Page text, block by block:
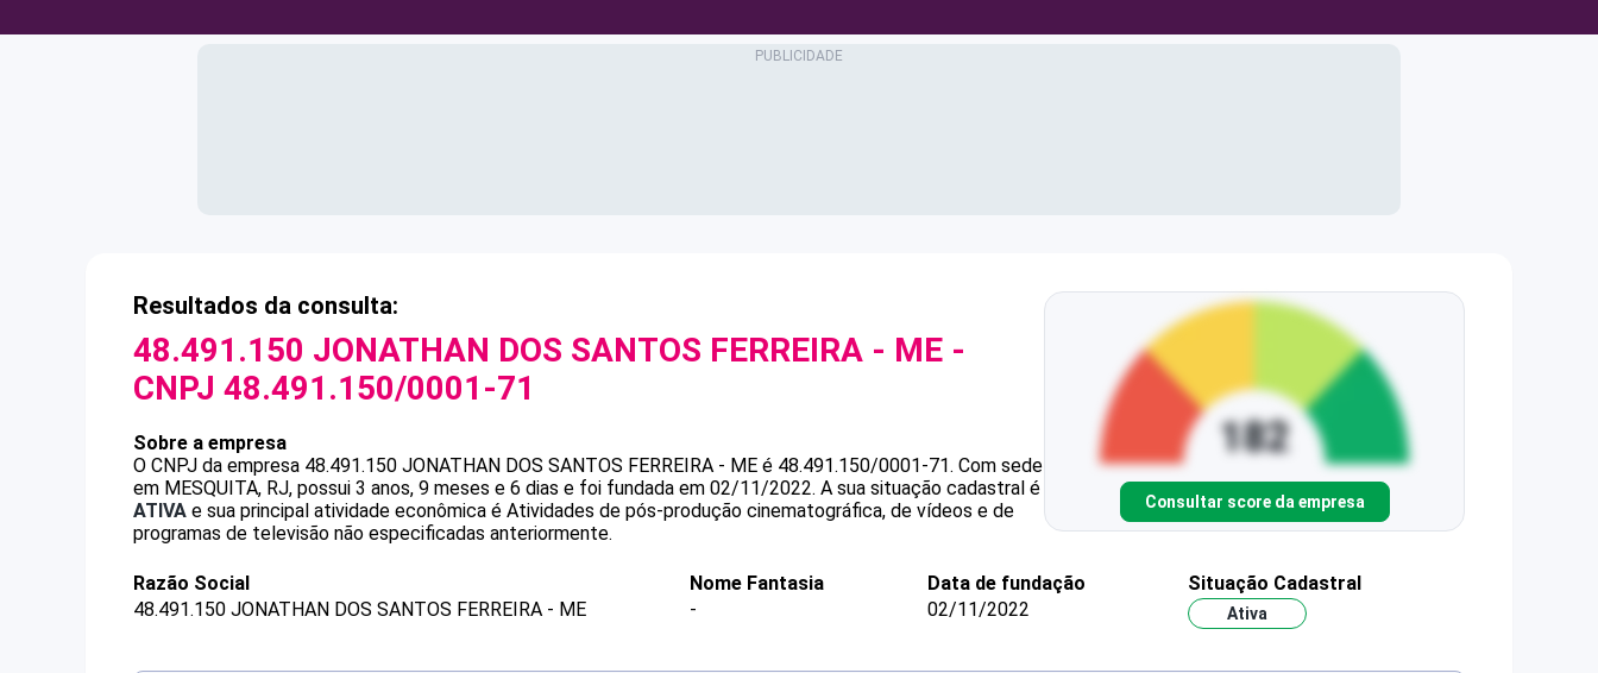
Resultados da consulta:
48.491.150 JONATHAN DOS SANTOS FERREIRA - ME -
CNPJ 48.491.150/0001-71
Sobre a empresa
O CNPJ da empresa 48.491.150 JONATHAN DOS SANTOS FERREIRA - ME é 48.491.150/0001-71. Com sede
em MESQUITA, RJ, possui 3 anos, 9 meses e 6 dias e foi fundada em 02/11/2022. A sua situação cadastral é
ATIVA e sua principal atividade econômica é Atividades de pós-produção cinematográfica, de vídeos e de
programas de televisão não especificadas anteriormente.
Consultar score da empresa
Razão Social
48.491.150 JONATHAN DOS SANTOS FERREIRA - ME
Nome Fantasia
-
Data de fundação
02/11/2022
Situação Cadastral
Ativa